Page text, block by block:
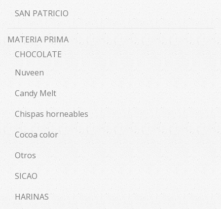
SAN PATRICIO
MATERIA PRIMA
CHOCOLATE
Nuveen
Candy Melt
Chispas horneables
Cocoa color
Otros
SICAO
HARINAS